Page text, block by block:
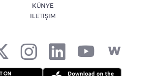
KÜNYE
İLETİŞİM